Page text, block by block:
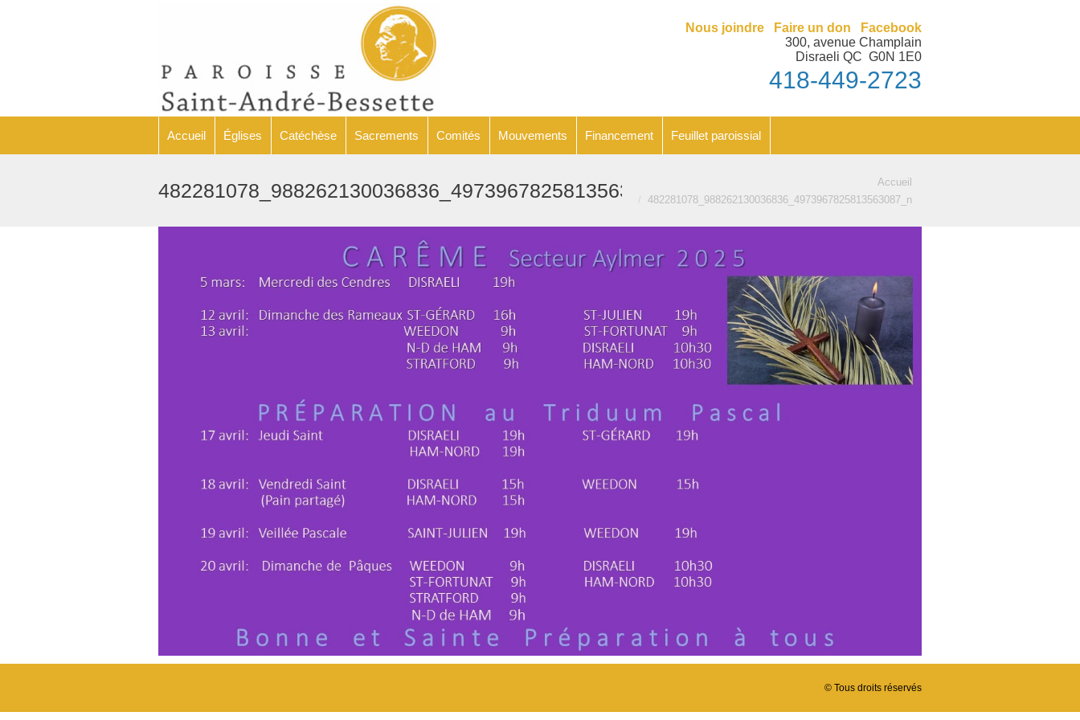
Nous joindre Faire un don
Facebook
300, avenue Champlain
Disraeli QC G0N 1E0
418-449-2723
Accueil Églises Catéchèse Sacrements Comités Mouvements Financement Feuillet paroissial
482281078_988262130036836_4973967825813563087_n
Accueil
482281078_988262130036836_4973967825813563087_n
© Tous droits réservés
Catéchèse Sacrements Financement Feuillet paroissial